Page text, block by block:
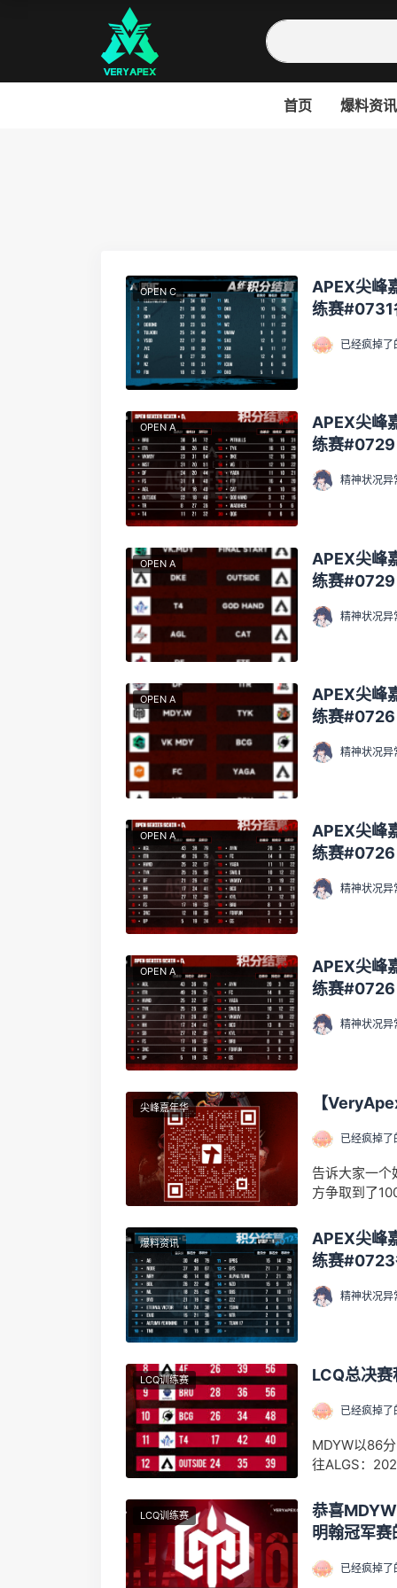
首页 爆料资讯
OPEN C
APEX尖峰
练赛#0731
已经疯掉
OPEN A
APEX尖峰
练赛#0729
精神状况异
OPEN A
APEX尖峰
练赛#0729
精神状况异
OPEN A
APEX尖峰
练赛#0726
精神状况异
OPEN A
APEX尖峰
练赛#0726
精神状况异
OPEN A
APEX尖峰
练赛#0726
精神状况异
尖峰嘉年华 【
已经疯掉
告诉大家一个
方争取到了
爆料资讯
APEX尖峰
练赛#0723
精神状况异
LCQ训练赛 LCQ总决
已经疯掉
MDYW以86
往ALGS：
LCQ训练赛
恭喜
明翰冠军赛
已经疯掉